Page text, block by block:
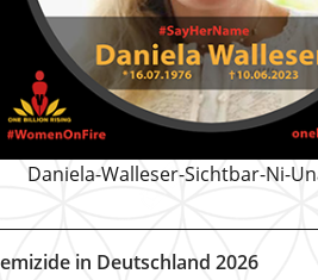
Daniela-Walleser-Sichtbar-Ni-
in Deutschland 2026